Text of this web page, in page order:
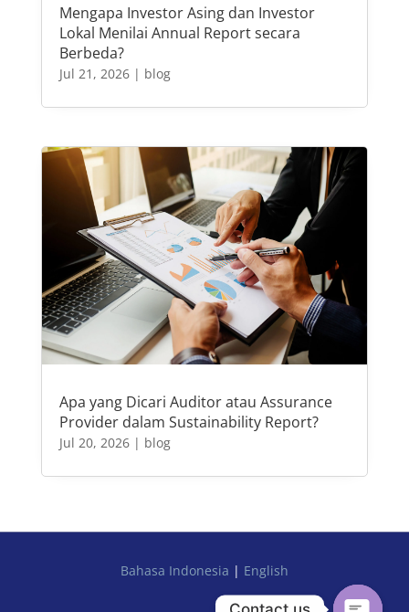
Mengapa Investor Asing dan Investor
Lokal Menilai Annual Report secara
Berbeda?
Jul 21, 2026| blog
Apa yang Dicari Auditor atau Assurance
Provider dalam Sustainability Report?
Jul 20, 2026| blog
Bahasa Indonesia | English